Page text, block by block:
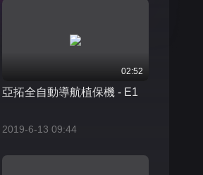
02:52
亞拓全自動導航植保機 - E1
2019-6-13 09:44